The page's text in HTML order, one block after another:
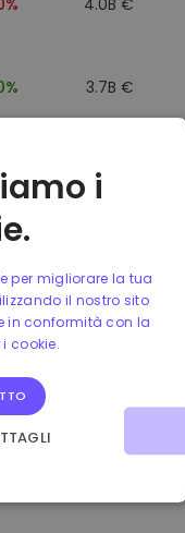
3.7B €
3.5B €
i
per migliorare la tua
il nostro sito
in conformità con la
cookie.